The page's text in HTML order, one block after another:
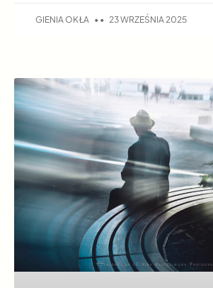
GIENIA OKŁA 23 WRZEŚNIA 2025